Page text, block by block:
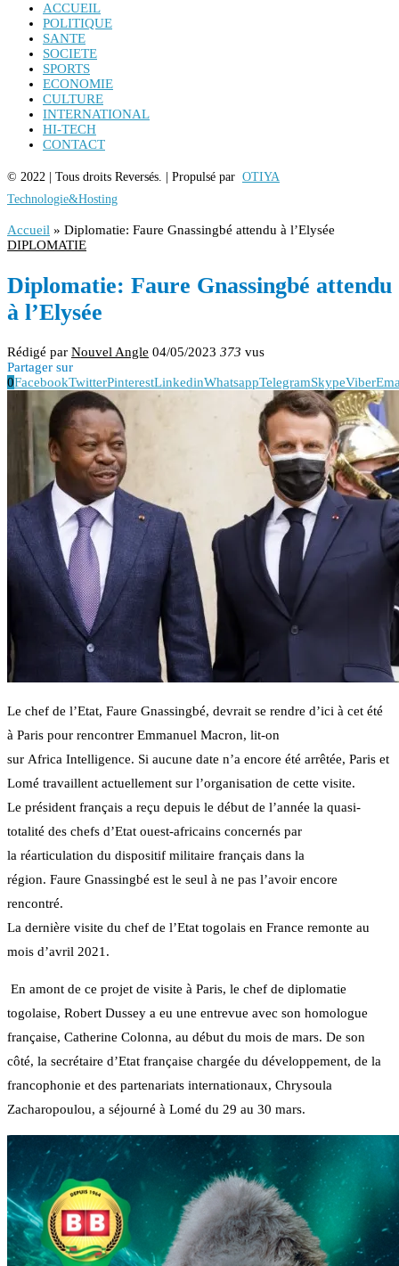
ACCUEIL
POLITIQUE
SANTE
SOCIETE
SPORTS
ECONOMIE
CULTURE
INTERNATIONAL
HI-TECH
CONTACT
© 2022 | Tous droits Reversés. | Propulsé par OTIYA
Technologie&Hosting
Accueil » Diplomatie: Faure Gnassingbé attendu à l’Elysée
DIPLOMATIE
Diplomatie: Faure Gnassingbé attendu
à l’Elysée
Rédigé par Nouvel Angle 04/05/2023 373 vus
Partager sur
0FacebookTwitterPinterestLinkedinWhatsappTelegramSkypeViber
Le chef de l’Etat, Faure Gnassingbé, devrait se rendre d’ici à cet été
à Paris pour rencontrer Emmanuel Macron, lit-on
sur Africa Intelligence. Si aucune date n’a encore été arrêtée, Paris et
Lomé travaillent actuellement sur l’organisation de cette visite.
Le président français a reçu depuis le début de l’année la quasi-
totalité des chefs d’Etat ouest-africains concernés par
la réarticulation du dispositif militaire français dans la
région. Faure Gnassingbé est le seul à ne pas l’avoir encore
rencontré.
La dernière visite du chef de l’Etat togolais en France remonte au
mois d’avril 2021.
En amont de ce projet de visite à Paris, le chef de diplomatie
togolaise, Robert Dussey a eu une entrevue avec son homologue
française, Catherine Colonna, au début du mois de mars. De son
côté, la secrétaire d’Etat française chargée du développement, de la
francophonie et des partenariats internationaux, Chrysoula
Zacharopoulou, a séjourné à Lomé du 29 au 30 mars.